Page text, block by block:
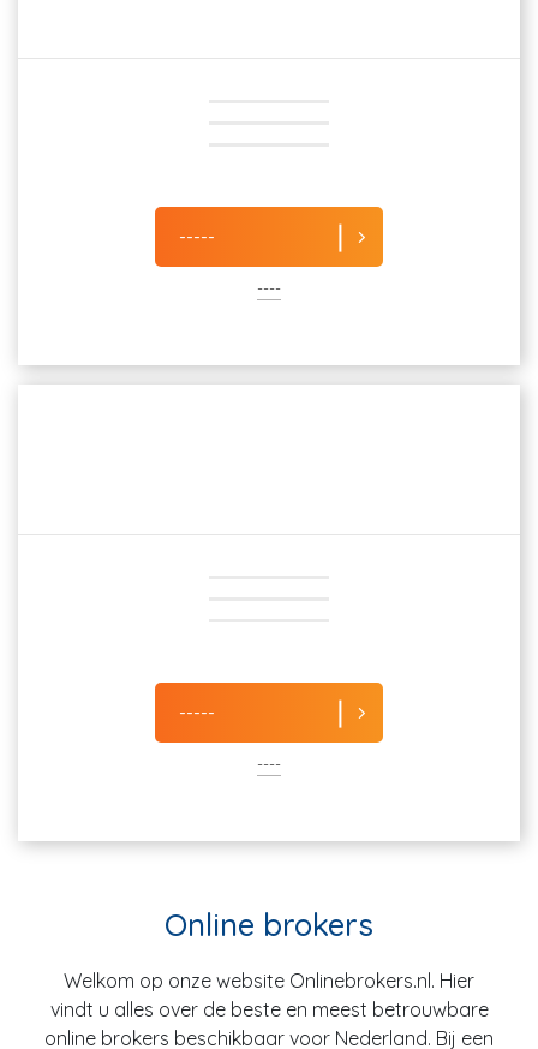
-----
----
-----
----
Online brokers
Welkom op onze website Onlinebrokers.nl. Hier
vindt u alles over de beste en meest betrouwbare
online brokers beschikbaar voor Nederland. Bij een